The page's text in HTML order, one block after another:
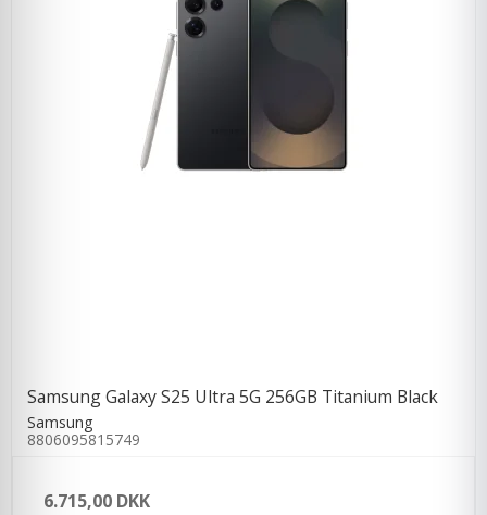
Samsung Galaxy S25 Ultra 5G 256GB Titanium Black
Samsung
8806095815749
6.715,00 DKK